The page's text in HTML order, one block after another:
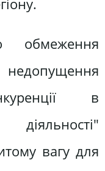
обмеження
в
вагу для